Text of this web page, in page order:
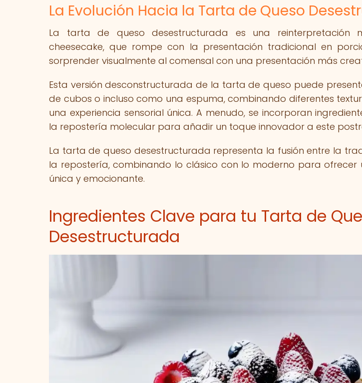
La Evolución Hacia la Tarta de Queso
La tarta de queso desestructurada es una reinterpretación
cheesecake, que rompe con la presentación tradicional en
sorprender visualmente al comensal con una presentación más
Esta versión desconstructurada de la tarta de queso puede
de cubos o incluso como una espuma, combinando diferentes
una experiencia sensorial única. A menudo, se incorporan
la repostería molecular para añadir un toque innovador a este
La tarta de queso desestructurada representa la fusión entre la
la repostería, combinando lo clásico con lo moderno para ofrecer
única y emocionante.
Ingredientes Clave para tu Tarta de
Desestructurada